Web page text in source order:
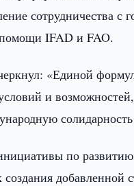
сотрудничества
помощи IFAD и FAO.
«Единой
и
по
добавленной